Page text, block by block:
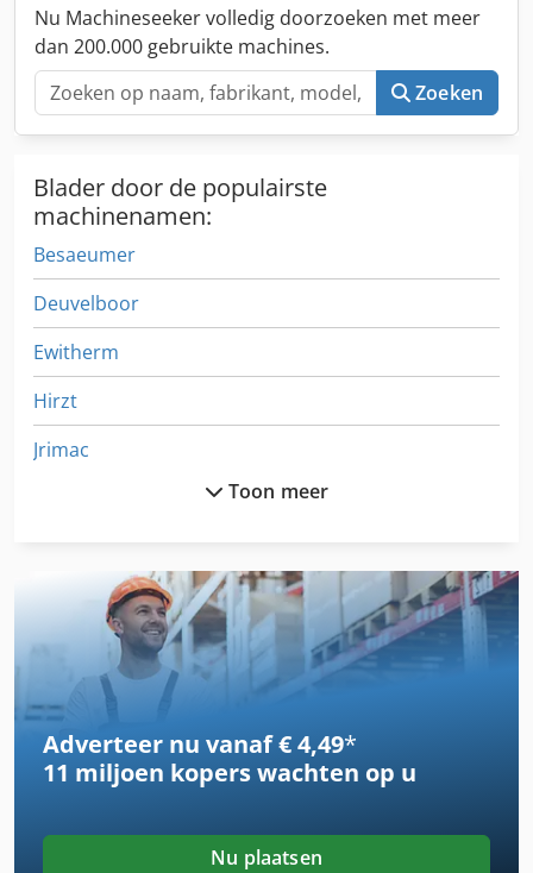
Nu Machineseeker volledig doorzoeken met meer
dan 200.000 gebruikte machines.
Zoeken
Blader door de populairste
machinenamen:
Besaeumer
Deuvelboor
Ewitherm
Hirzt
Jrimac
Luhoma
Maweg
Pouwels
Prodeco
Trimwex
Vecoplan
Toon meer
Adverteer nu vanaf € 4,49*
11 miljoen koperswachten op u
Nu plaatsen